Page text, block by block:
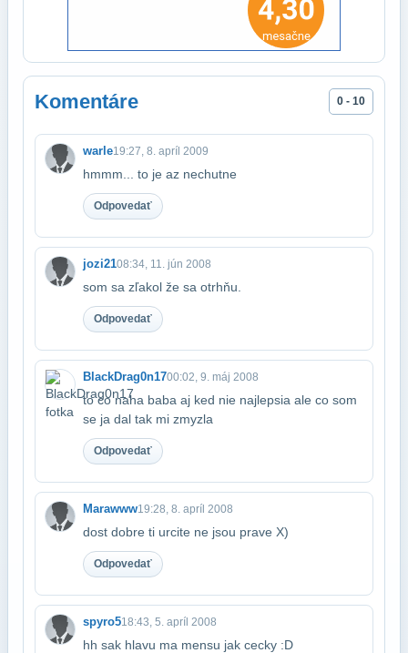
Komentáre 0 - 10
warle19:27, 8. apríl 2009
hmmm... to je az nechutne
Odpovedať
jozi2108:34, 11. jún 2008
som sa zľakol že sa otrhňu.
Odpovedať
BlackDrag0n1700:02, 9. máj 2008
to co naha baba aj ked nie najlepsia ale co som
se ja dal tak mi zmyzla
Odpovedať
Marawww19:28, 8. apríl 2008
dost dobre ti urcite ne jsou prave X)
Odpovedať
spyro518:43, 5. apríl 2008
hh sak hlavu ma mensu jak cecky :D